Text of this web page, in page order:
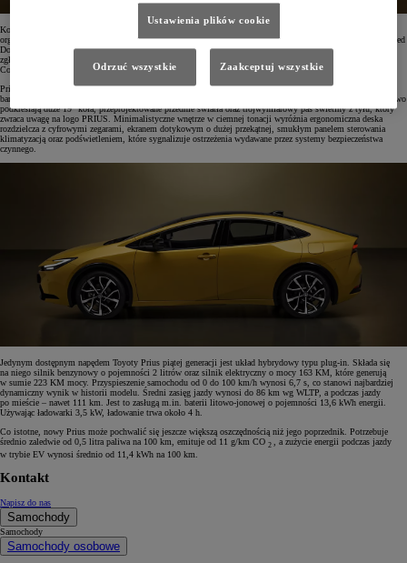
Konkurs Red Dot Design Award jest jednym z największych wydarzeń w świecie designu. Od ponad 60 lat
organizuje go niemiecka marka Red Dot, która wydaje magazyn o tej samej nazwie. Prowadzi także muzea Red
Dot Design w Essen, Singapurze i Xiamen w Chinach. Co roku na konkurs napływa około 20 tysięcy
zgłoszeń, które są rozpatrywane w trzech kategoriach: Product Design, Communication Design oraz Design
Concept.
Prius od lat słynie z unikalnej, aerodynamicznej sylwetki liftbacka, która w nowym wydaniu jest jeszcze
bardziej zdecydowana i nowoczesna, nawiązując do sportowej linii coupé. Wyjątkowy charakter auta dodatkowo
podkreślają duże 19" koła, przeprojektowane przednie światła oraz trójwymiarowy pas świetlny z tyłu, który
zwraca uwagę na logo PRIUS. Minimalistyczne wnętrze w ciemnej tonacji wyróżnia ergonomiczna deska
rozdzielcza z cyfrowymi zegarami, ekranem dotykowym o dużej przekątnej, smukłym panelem sterowania
klimatyzacją oraz podświetleniem, które sygnalizuje ostrzeżenia wydawane przez systemy bezpieczeństwa
czynnego.
Jedynym dostępnym napędem Toyoty Prius piątej generacji jest układ hybrydowy typu plug-in. Składa się
na niego silnik benzynowy o pojemności 2 litrów oraz silnik elektryczny o mocy 163 KM, które generują
w sumie 223 KM mocy. Przyspieszenie samochodu od 0 do 100 km/h wynosi 6,7 s, co stanowi najbardziej
dynamiczny wynik w historii modelu. Średni zasięg jazdy wynosi do 86 km wg WLTP, a podczas jazdy
po mieście – nawet 111 km. Jest to zasługą m.in. baterii litowo-jonowej o pojemności 13,6 kWh energii.
Używając ładowarki 3,5 kW, ładowanie trwa około 4 h.
Co istotne, nowy Prius może pochwalić się jeszcze większą oszczędnością niż jego poprzednik. Potrzebuje
średnio zaledwie od 0,5 litra paliwa na 100 km, emituje od 11 g/km CO 2
, a zużycie energii podczas jazdy
w trybie EV wynosi średnio od 11,4 kWh na 100 km.
Kontakt
Napisz do nas
Samochody
Samochody
Samochody osobowe
Ustawienia plików cookie
Odrzuć wszystkie Zaakceptuj wszystkie